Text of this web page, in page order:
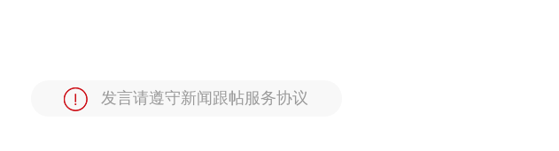
发言请遵守新闻跟帖服务协议